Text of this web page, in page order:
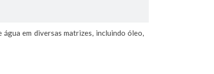
em diversas matrizes, incluindo óleo,